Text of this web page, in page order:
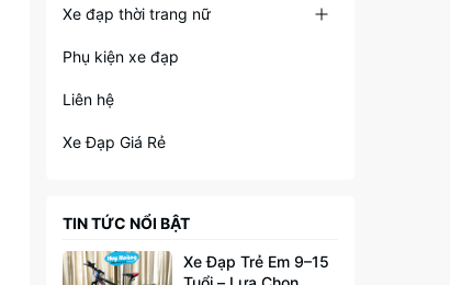
Xe đạp thời trang nữ
Phụ kiện xe đạp
Liên hệ
Xe Đạp Giá Rẻ
TIN TỨC NỔI BẬT
Xe Đạp Trẻ Em 9–15